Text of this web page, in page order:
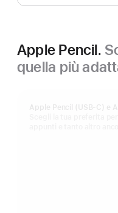
Apple Pencil.
quella più